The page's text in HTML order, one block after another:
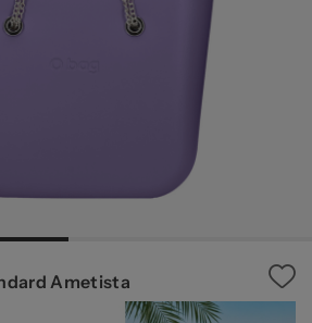
Ametista